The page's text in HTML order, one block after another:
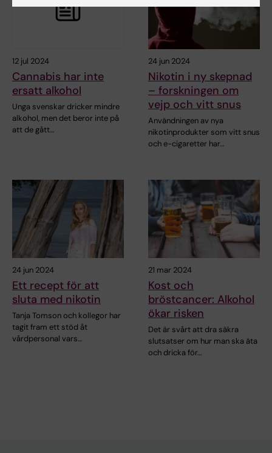
12 jul 2024
Cannabis har inte
ersatt alkohol
Unga svenskar dricker mindre
alkohol, men det beror inte på
att de gått…
24 jun 2024
Nikotin i ny skepnad
– forskningen om
vejp och vitt snus
Användningen av nya
nikotinprodukter som vitt snus
och e-cigaretter har…
24 jun 2024
Ett recept för att
sluta med nikotin
Tanja Tomson och kollegor har
tagit fram ett stöd åt
vårdpersonal vars…
21 mar 2024
Kost och
bröstcancer: Alkohol
ökar risken
Det är svårt att dra säkra
slutsatser om hur man ska äta
och dricka för…